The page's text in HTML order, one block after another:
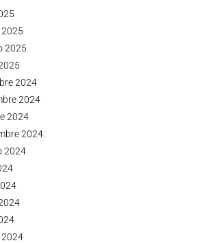
2025
2024
2024
2024
2024
2024